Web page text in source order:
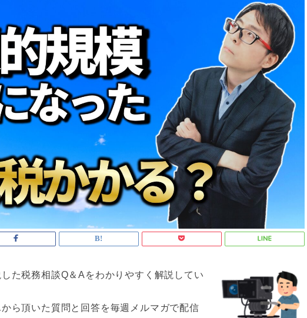
た税務相談Q＆Aをわかりやすく解説してい
ら頂いた質問と回答を毎週メルマガで配信